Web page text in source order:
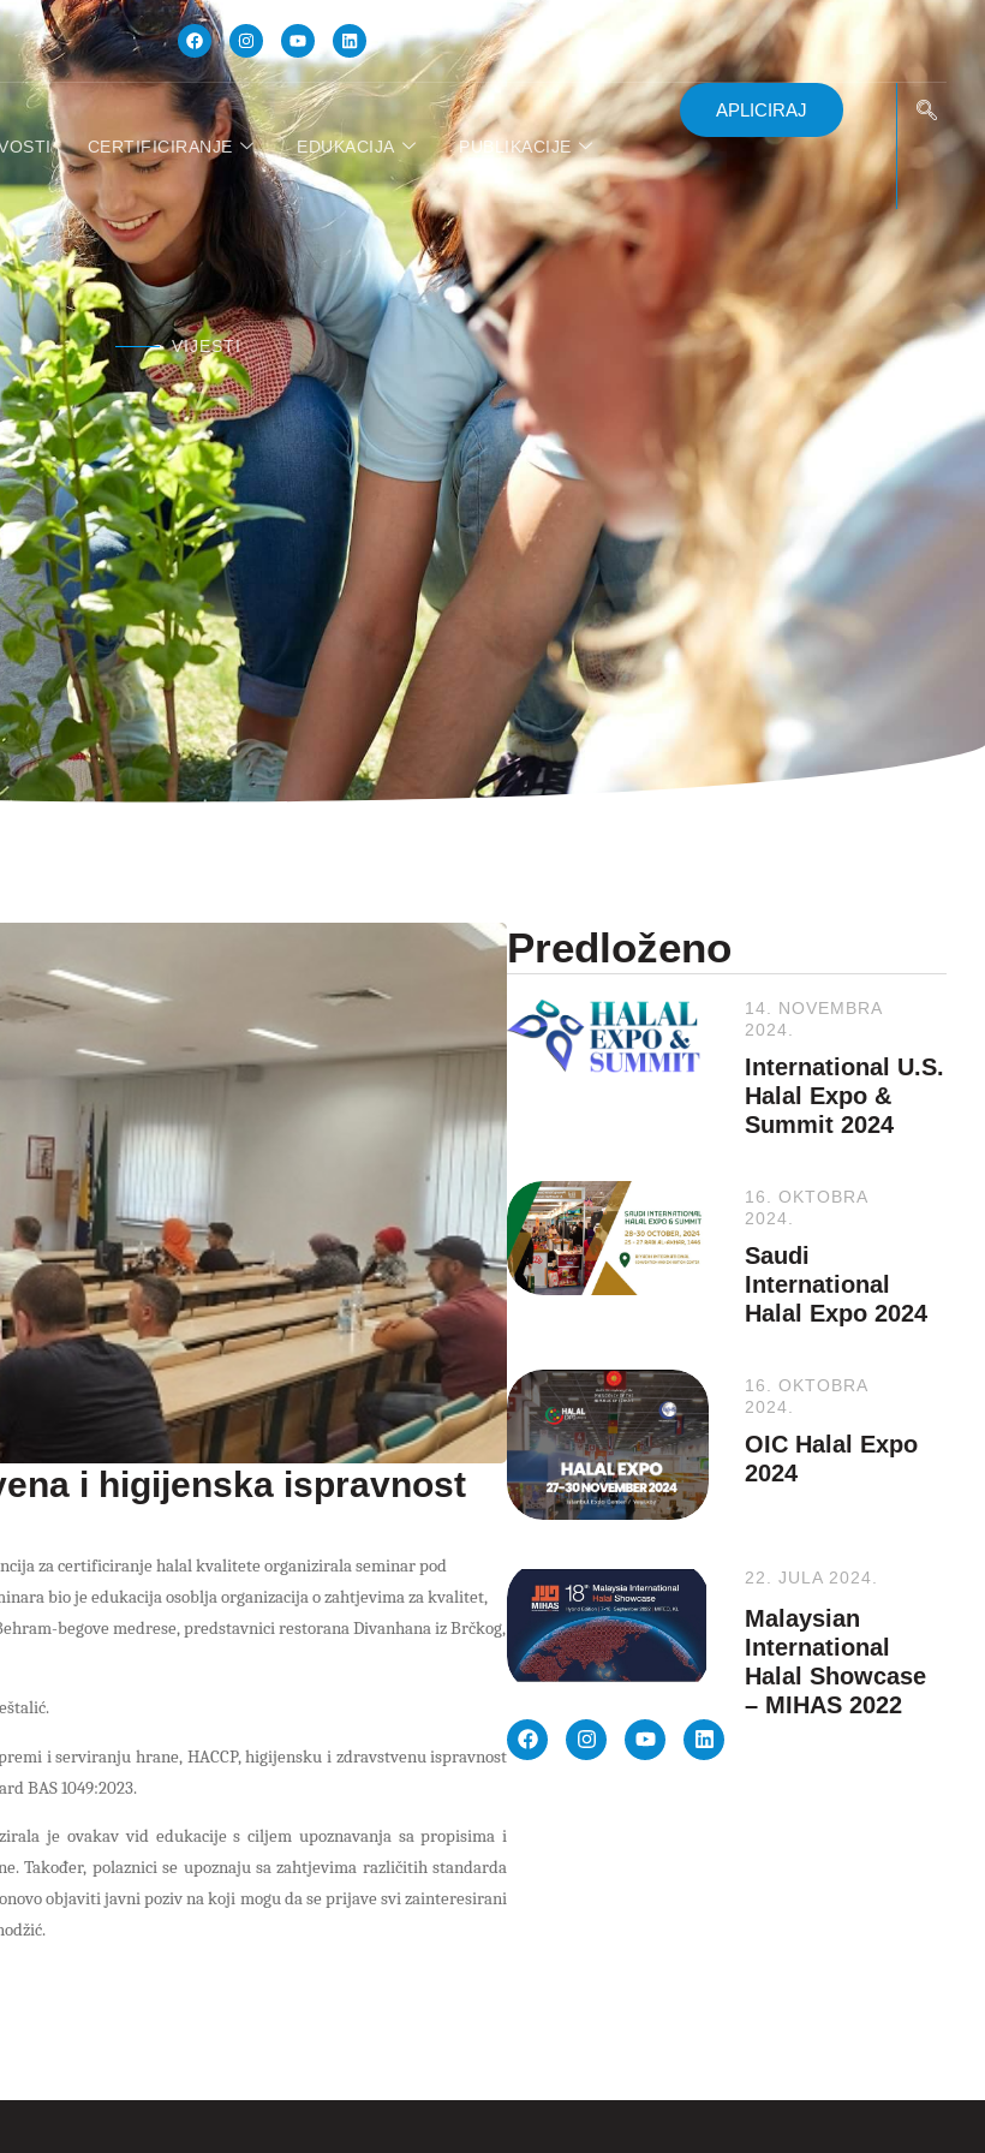
CERTIFICIRANJE EDUKACIJA PUBLIKACIJE
APLICIRAJ
VIJESTI
i higijenska ispravnost
za certificiranje halal kvalitete organizirala seminar pod
bio je edukacija osoblja organizacija o zahtjevima za kvalitet,
begove medrese, predstavnici restorana Divanhana iz Brčkog,
i serviranju hrane, HACCP, higijensku i zdravstvenu ispravnost
BAS 1049:2023.
je ovakav vid edukacije s ciljem upoznavanja sa propisima i
Također, polaznici se upoznaju sa zahtjevima različitih standarda
objaviti javni poziv na koji mogu da se prijave svi zainteresirani
Predloženo
14. NOVEMBRA
2024.
International U.S.
Halal Expo &
Summit 2024
16. OKTOBRA
2024.
Saudi
International
Halal Expo 2024
16. OKTOBRA
2024.
OIC Halal Expo
2024
22. JULA 2024.
Malaysian
International
Halal Showcase
– MIHAS 2022